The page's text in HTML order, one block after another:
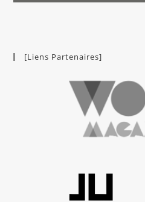
[Liens Partenaires]